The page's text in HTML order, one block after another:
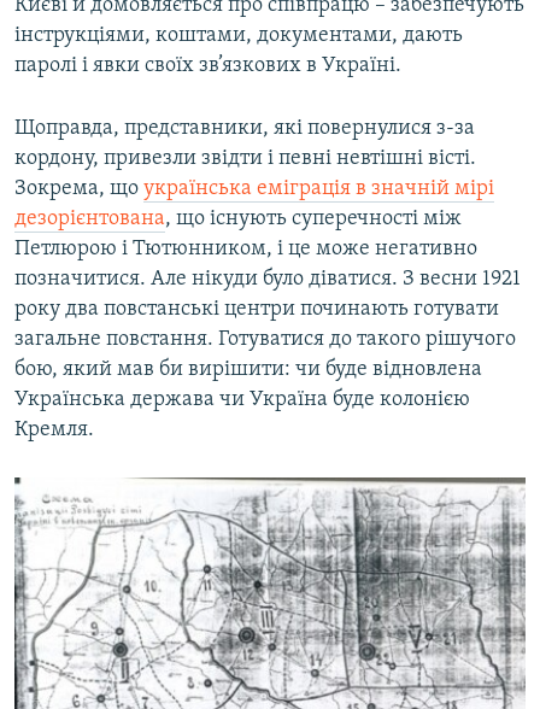
Києві й домовляється про співпрацю – забезпечують
інструкціями, коштами, документами, дають
паролі і явки своїх зв’язкових в Україні.
Щоправда, представники, які повернулися з-за
кордону, привезли звідти і певні невтішні вісті.
Зокрема, що українська еміграція в значній мірі
дезорієнтована, що існують суперечності між
Петлюрою і Тютюнником, і це може негативно
позначитися. Але нікуди було діватися. З весни 1921
року два повстанські центри починають готувати
загальне повстання. Готуватися до такого рішучого
бою, який мав би вирішити: чи буде відновлена
Українська держава чи Україна буде колонією
Кремля.